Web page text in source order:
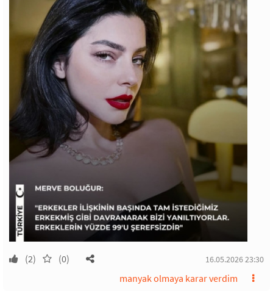
(2) (0) 16.05.2026 23:30
manyak olmaya karar verdim